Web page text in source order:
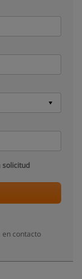
solicitud
en contacto